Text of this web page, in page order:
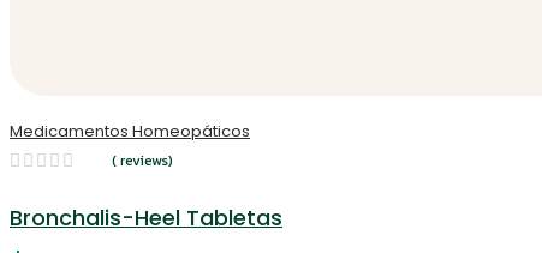
Medicamentos Homeopáticos
( reviews)
Bronchalis-Heel Tabletas